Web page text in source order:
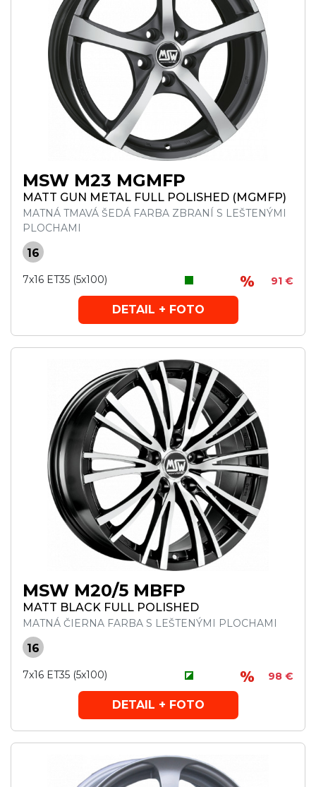
MSW M23 MGMFP
MATT GUN METAL FULL POLISHED (MGMFP)
MATNÁ TMAVÁ ŠEDÁ FARBA ZBRANÍ S LEŠTENÝMI
PLOCHAMI
16
7x16 ET35 (5x100) 91 €
DETAIL + FOTO
MSW M20/5 MBFP
MATT BLACK FULL POLISHED
MATNÁ ČIERNA FARBA S LEŠTENÝMI PLOCHAMI
16
7x16 ET35 (5x100) 98 €
DETAIL + FOTO